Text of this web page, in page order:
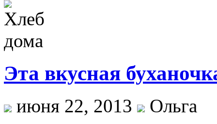
Эта вкусная
июня 22, 2013
Ольга